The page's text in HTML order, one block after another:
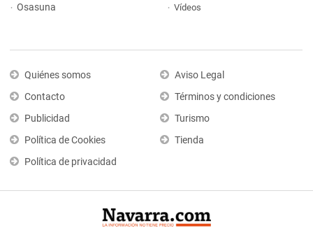
Osasuna
Vídeos
Quiénes somos
Contacto
Publicidad
Política de Cookies
Política de privacidad
Aviso Legal
Términos y condiciones
Turismo
Tienda